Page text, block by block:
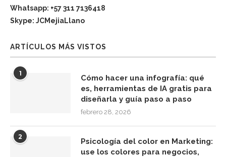
Whatsapp: +57 311 7136418
Skype: JCMejiaLlano
ARTÍCULOS MÁS VISTOS
1
Cómo hacer una infografía: qué
es, herramientas de IA gratis para
diseñarla y guía paso a paso
febrero 28, 2026
2
Psicología del color en Marketing:
use los colores para negocios,